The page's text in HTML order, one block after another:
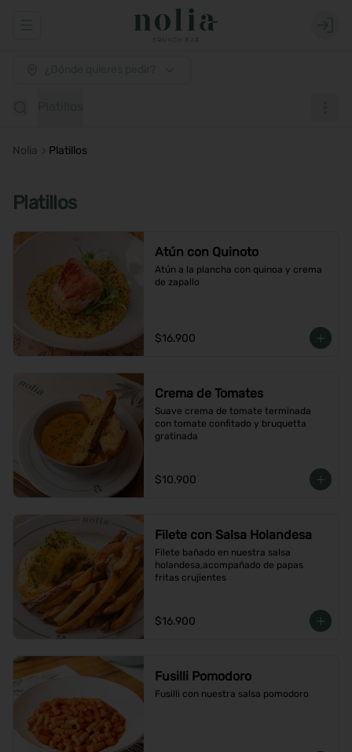
Abrir menu de navegación
Nolia Platillos
Platillos
Atún con Quinoto
Atún a la plancha con quinoa y crema
de zapallo
$16.900
Crema de Tomates
Suave crema de tomate terminada
con tomate confitado y bruquetta
gratinada
$10.900
Filete con Salsa Holandesa
Filete bañado en nuestra salsa
holandesa,acompañado de papas
fritas crujientes
$16.900
Fusilli Pomodoro
Fusilli con nuestra salsa pomodoro